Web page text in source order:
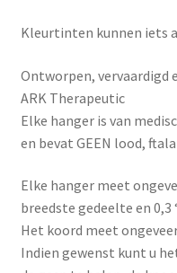
Kleurtinten kunnen iets
Ontworpen, vervaardigd
ARK Therapeutic
Elke hanger is van
en bevat GEEN lood,
Elke hanger meet
breedste gedeelte en 0,3
Het koord meet
Indien gewenst kunt u